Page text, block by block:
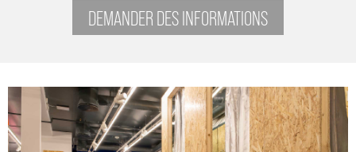
DEMANDER DES INFORMATIONS